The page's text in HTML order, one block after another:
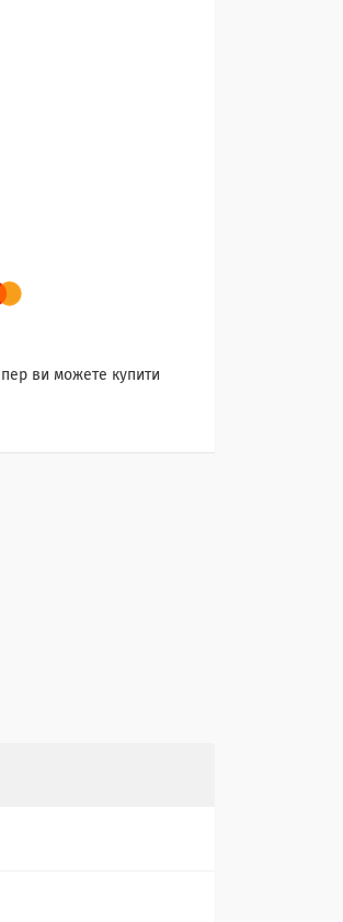
ви можете купити